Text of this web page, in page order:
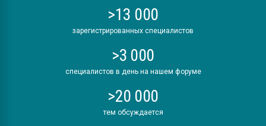
>13 000
зарегистрированных специалистов
>3 000
специалистов в день на нашем форуме
>20 000
тем обсуждается